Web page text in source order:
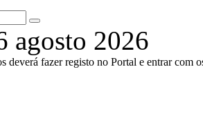
agosto 2026
deverá fazer registo no Portal e entrar com